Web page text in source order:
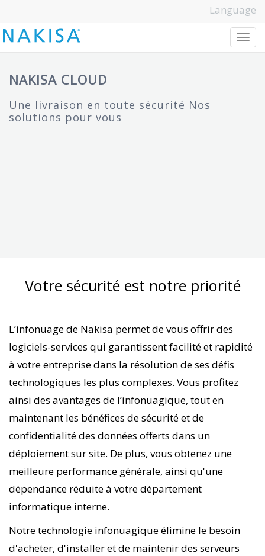
Language
T
o
g
g
l
e
n
a
v
i
g
a
t
i
NAKISA CLOUD
Une livraison en toute sécurité Nos
solutions pour vous
Votre sécurité est notre priorité
L’infonuage de Nakisa permet de vous offrir des
logiciels-services qui garantissent facilité et rapidité
à votre entreprise dans la résolution de ses défis
technologiques les plus complexes. Vous profitez
ainsi des avantages de l’infonuagique, tout en
maintenant les bénéfices de sécurité et de
confidentialité des données offerts dans un
déploiement sur site. De plus, vous obtenez une
meilleure performance générale, ainsi qu'une
dépendance réduite à votre département
informatique interne.
Notre technologie infonuagique élimine le besoin
d'acheter, d'installer et de maintenir des serveurs